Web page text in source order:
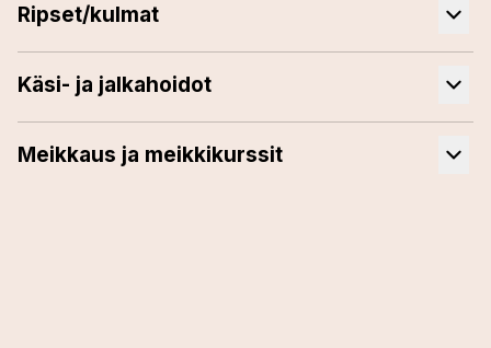
Ripset/kulmat
Käsi- ja jalkahoidot
Meikkaus ja meikkikurssit